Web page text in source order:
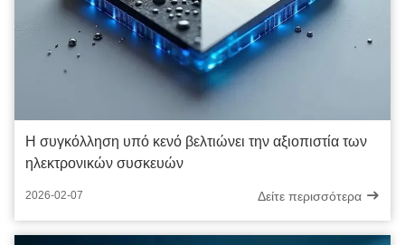
Η συγκόλληση υπό κενό βελτιώνει την αξιοπιστία των
ηλεκτρονικών συσκευών
2026-02-07 Δείτε περισσότερα